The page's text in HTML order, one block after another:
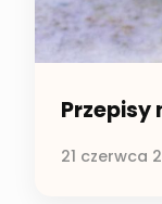
Przepisy
21 czerwca